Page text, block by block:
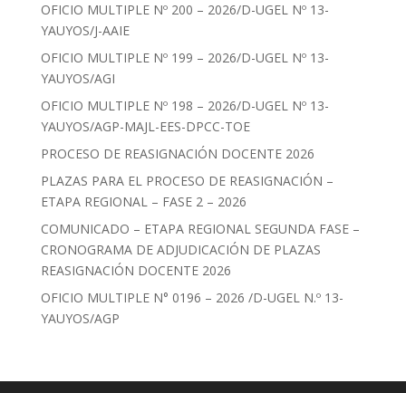
OFICIO MULTIPLE Nº 200 – 2026/D-UGEL Nº 13-
YAUYOS/J-AAIE
OFICIO MULTIPLE Nº 199 – 2026/D-UGEL Nº 13-
YAUYOS/AGI
OFICIO MULTIPLE Nº 198 – 2026/D-UGEL Nº 13-
YAUYOS/AGP-MAJL-EES-DPCC-TOE
PROCESO DE REASIGNACIÓN DOCENTE 2026
PLAZAS PARA EL PROCESO DE REASIGNACIÓN –
ETAPA REGIONAL – FASE 2 – 2026
COMUNICADO – ETAPA REGIONAL SEGUNDA FASE –
CRONOGRAMA DE ADJUDICACIÓN DE PLAZAS
REASIGNACIÓN DOCENTE 2026
OFICIO MULTIPLE N° 0196 – 2026 /D-UGEL N.º 13-
YAUYOS/AGP